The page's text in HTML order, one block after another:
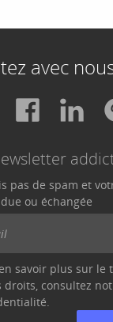
avec
pas de spam et
ou échangée
savoir plus sur le
droits, consultez